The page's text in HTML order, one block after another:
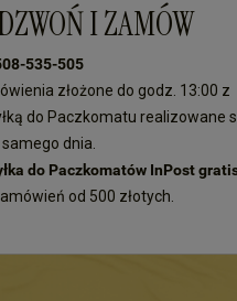
I ZAMÓW
535-505
złożone do godz. 13:00 z
do Paczkomatu realizowane
dnia.
do Paczkomatów InPost
od 500 złotych.